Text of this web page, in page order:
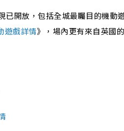
已開放，包括全城最矚目的機動
遊戲詳情》，場內更有來自英國